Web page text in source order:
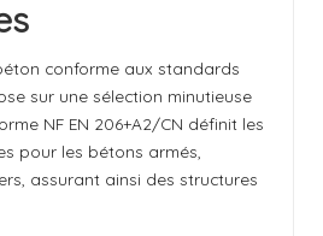
conforme aux standards
sur une sélection minutieuse
NF EN 206+A2/CN définit les
pour les bétons armés,
assurant ainsi des structures